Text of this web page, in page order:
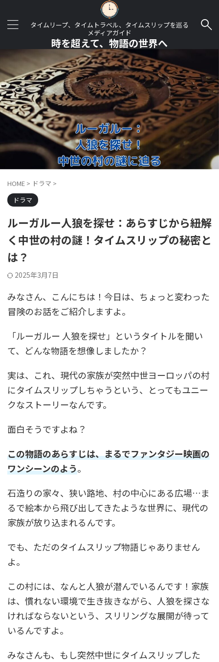
タイムリープ、タイムトラベル、タイムスリップを巡る
メディアガイド
時を超えて、物語の世界へ
HOME > ドラマ >
ドラマ
ルーガルー人狼を探せ：あらすじから紐解
く中世の村の謎！タイムスリップの秘密と
は？
2025年3月7日
みなさん、こんにちは！今日は、ちょっと変わった
冒険のお話をご紹介しますよ。
「ルーガルー 人狼を探せ」というタイトルを聞い
て、どんな物語を想像しましたか？
実は、これ、現代の家族が突然中世ヨーロッパの村
にタイムスリップしちゃうという、とってもユニー
クなストーリーなんです。
面白そうですよね？
この物語のあらすじは、まるでファンタジー映画の
ワンシーンのよう。
石造りの家々、狭い路地、村の中心にある広場…ま
るで絵本から飛び出してきたような世界に、現代の
家族が放り込まれるんです。
でも、ただのタイムスリップ物語じゃありません
よ。
この村には、なんと人狼が潜んでいるんです！家族
は、慣れない環境で生き抜きながら、人狼を探さな
ければならないという、スリリングな展開が待って
いるんですよ。
みなさんも、もし突然中世にタイムスリップした